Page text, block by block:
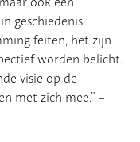
geschiedenis.
feiten, het zijn
worden belicht.
visie op de
met zich mee.” –